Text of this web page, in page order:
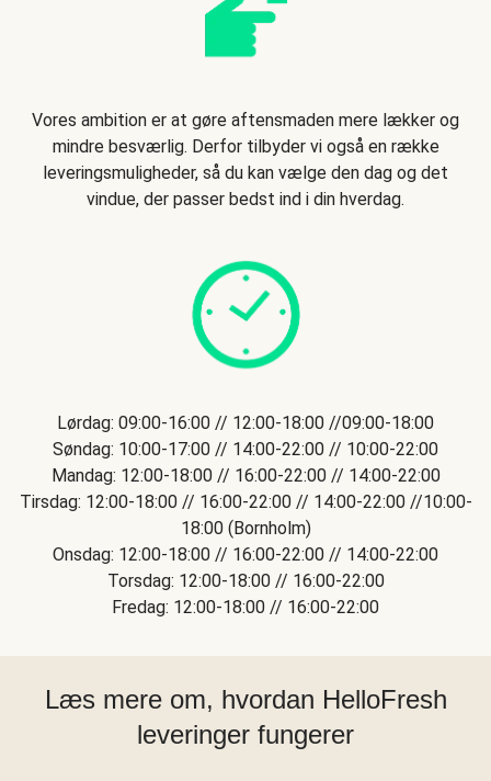
Vores ambition er at gøre aftensmaden mere lækker og
mindre besværlig. Derfor tilbyder vi også en række
leveringsmuligheder, så du kan vælge den dag og det
vindue, der passer bedst ind i din hverdag.
Lørdag: 09:00-16:00 // 12:00-18:00 //09:00-18:00
Søndag: 10:00-17:00 // 14:00-22:00 // 10:00-22:00
Mandag: 12:00-18:00 // 16:00-22:00 // 14:00-22:00
Tirsdag: 12:00-18:00 // 16:00-22:00 // 14:00-22:00 //10:00-
18:00 (Bornholm)
Onsdag: 12:00-18:00 // 16:00-22:00 // 14:00-22:00
Torsdag: 12:00-18:00 // 16:00-22:00
Fredag: 12:00-18:00 // 16:00-22:00
Læs mere om, hvordan HelloFresh
leveringer fungerer